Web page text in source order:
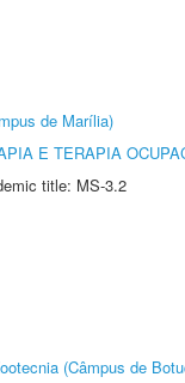
de Marília)
E TERAPIA
title: MS-3.2
(Câmpus de